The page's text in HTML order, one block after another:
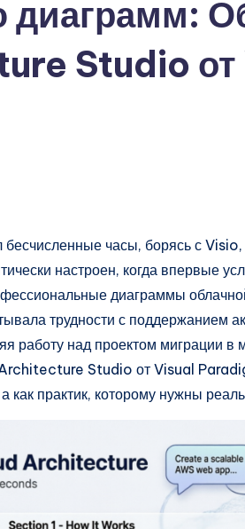
диаграмм:
Studio от
бесчисленные часы, борясь с
настроен, когда впервые
диаграммы
трудности с поддержанием
работу над проектом миграции
Architecture Studio от Visual
как практик, которому нужны